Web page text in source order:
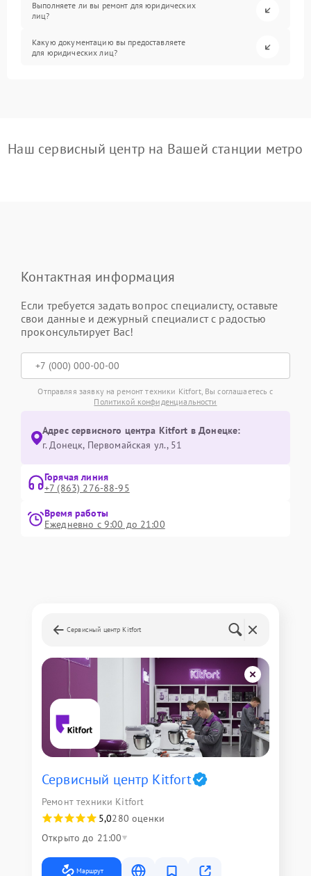
Выполняете ли вы ремонт для юридических
лиц?
Какую документацию вы предоставляете
для юридических лиц?
Наш сервисный центр на Вашей станции метро
Контактная информация
Если требуется задать вопрос специалисту, оставьте
свои данные и дежурный специалист с радостью
проконсультирует Вас!
Отправляя заявку на ремонт техники Kitfort, Вы соглашаетесь с
Политикой конфиденциальности
Адрес сервисного центра Kitfort в Донецке:
г. Донецк, Первомайская ул., 51
Горячая линия
+7 (863) 276-88-95
Время работы
Ежедневно с 9:00 до 21:00
Сервисный центр Kitfort
Сервисный центр Kitfort
Ремонт техники Kitfort
5,0280 оценки
Открыто до 21:00
Маршрут